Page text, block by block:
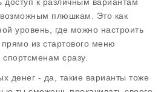
плюшкам. Это как
уровень, где можно настроить
из стартового меню
сразу.
денег - да, такие варианты тоже